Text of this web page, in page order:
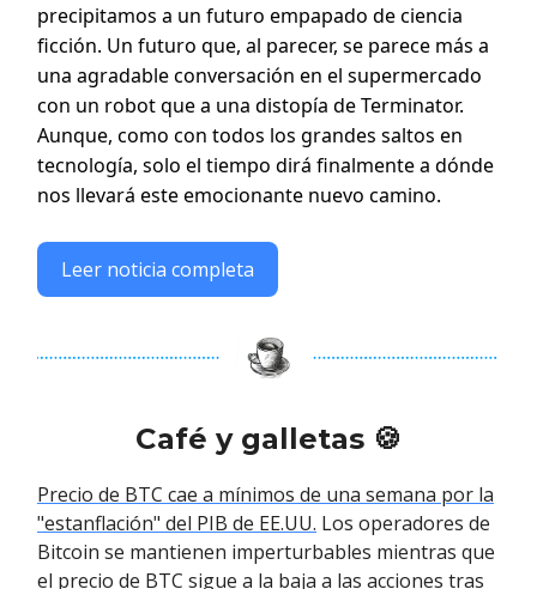
precipitamos a un futuro empapado de ciencia
ficción. Un futuro que, al parecer, se parece más a
una agradable conversación en el supermercado
con un robot que a una distopía de Terminator.
Aunque, como con todos los grandes saltos en
tecnología, solo el tiempo dirá finalmente a dónde
nos llevará este emocionante nuevo camino.
Leer noticia completa
Café y galletas 🍪
Precio de BTC cae a mínimos de una semana por la
"estanflación" del PIB de EE.UU. Los operadores de
Bitcoin se mantienen imperturbables mientras que
el precio de BTC sigue a la baja a las acciones tras